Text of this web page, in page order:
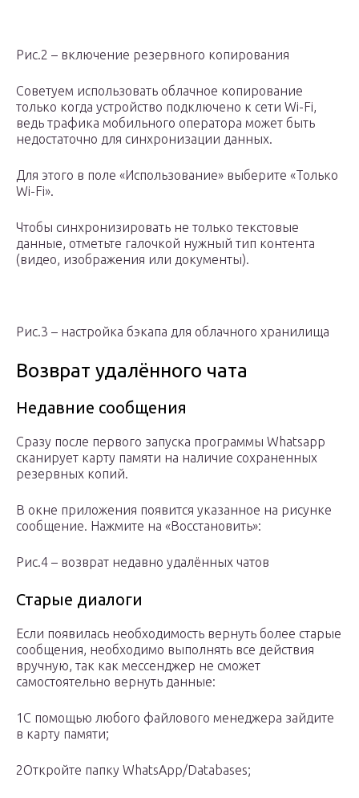
Рис.2 – включение резервного копирования
Советуем использовать облачное копирование
только когда устройство подключено к сети Wi-Fi,
ведь трафика мобильного оператора может быть
недостаточно для синхронизации данных.
Для этого в поле «Использование» выберите «Только
Wi-Fi».
Чтобы синхронизировать не только текстовые
данные, отметьте галочкой нужный тип контента
(видео, изображения или документы).
Рис.3 – настройка бэкапа для облачного хранилища
Возврат удалённого чата
Недавние сообщения
Сразу после первого запуска программы Whatsapp
сканирует карту памяти на наличие сохраненных
резервных копий.
В окне приложения появится указанное на рисунке
сообщение. Нажмите на «Восстановить»:
Рис.4 – возврат недавно удалённых чатов
Старые диалоги
Если появилась необходимость вернуть более старые
сообщения, необходимо выполнять все действия
вручную, так как мессенджер не сможет
самостоятельно вернуть данные:
1С помощью любого файлового менеджера зайдите
в карту памяти;
2Откройте папку WhatsApp/Databases;